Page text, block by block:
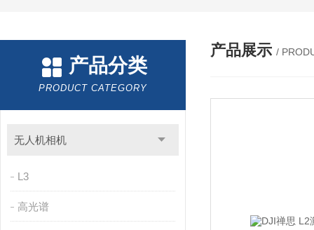
产品分类
PRODUCT CATEGORY
无人机相机
L3
高光谱
产品展示 /